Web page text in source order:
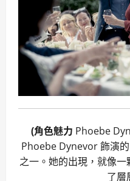
(角色魅力 Phoebe
Phoebe Dynevor 飾演
之一。她的出現，就像
了層